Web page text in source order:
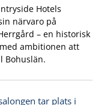
Hotels
närvaro på
– en historisk
ambitionen att
Bohuslän.